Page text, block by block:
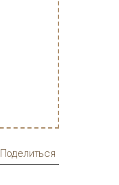
Поделиться